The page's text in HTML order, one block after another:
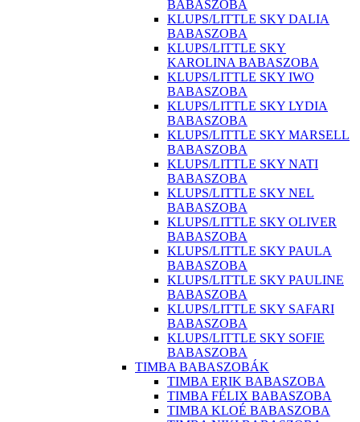
BABASZOBA
KLUPS/LITTLE SKY DALIA
BABASZOBA
KLUPS/LITTLE SKY
KAROLINA BABASZOBA
KLUPS/LITTLE SKY IWO
BABASZOBA
KLUPS/LITTLE SKY LYDIA
BABASZOBA
KLUPS/LITTLE SKY MARSELL
BABASZOBA
KLUPS/LITTLE SKY NATI
BABASZOBA
KLUPS/LITTLE SKY NEL
BABASZOBA
KLUPS/LITTLE SKY OLIVER
BABASZOBA
KLUPS/LITTLE SKY PAULA
BABASZOBA
KLUPS/LITTLE SKY PAULINE
BABASZOBA
KLUPS/LITTLE SKY SAFARI
BABASZOBA
KLUPS/LITTLE SKY SOFIE
BABASZOBA
TIMBA BABASZOBÁK
TIMBA ERIK BABASZOBA
TIMBA FÉLIX BABASZOBA
TIMBA KLOÉ BABASZOBA